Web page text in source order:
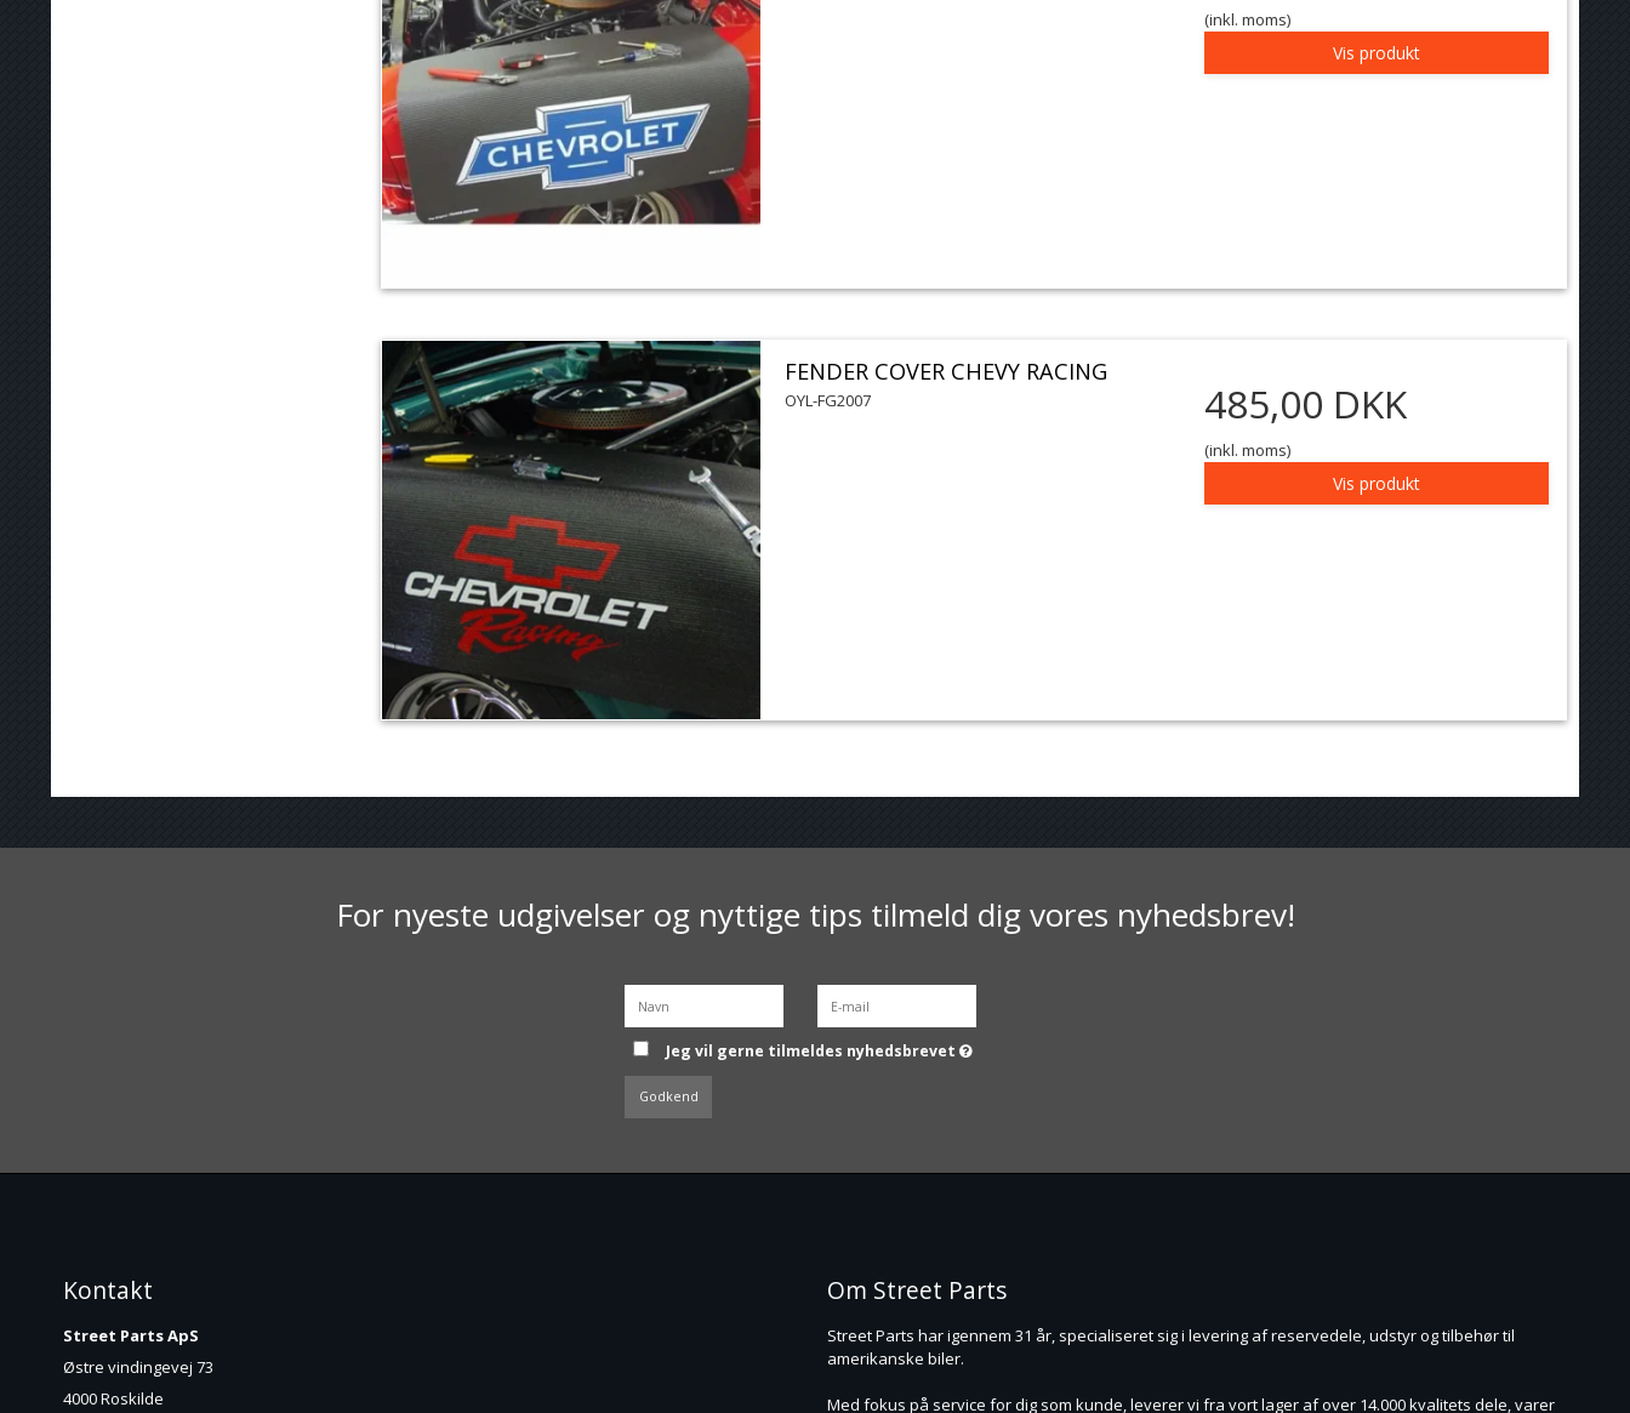
(inkl. moms)
Vis produkt
FENDER COVER CHEVY RACING
OYL-FG2007 485,00 DKK
(inkl. moms)
Vis produkt
For nyeste udgivelser og nyttige tips tilmeld dig vores nyhedsbrev!
Jeg vil gerne tilmeldes nyhedsbrevet
Godkend
Kontakt
Street Parts ApS
Østre vindingevej 73
4000 Roskilde
Om Street Parts
Street Parts har igennem 31 år, specialiseret sig i levering af reservedele, udstyr og tilbehør til
amerikanske biler.
Med fokus på service for dig som kunde, leverer vi fra vort lager af over 14.000 kvalitets dele, varer